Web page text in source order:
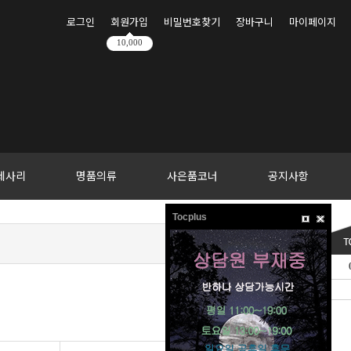
마이페이지
장바구니
비밀번호찾기
10,000
회원가입
로그인
사리 명품의류 사은품코너 공지사항
Tocplus